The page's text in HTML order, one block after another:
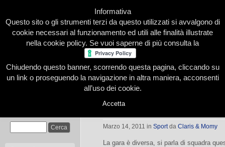
Home Presentazione Redazione Le nostre firme
Il dream team d’oro
Marzo 14, 2011 in Sportda Claris & Momy
La gara è diversa, si parla di squadra
Informativa
Questo sito o gli strumenti terzi da questo utilizzati si avvalgono di
cookie necessari al funzionamento ed utili alle finalità illustrate
nella cookie policy. Se vuoi saperne di più consulta la
Chiudendo questo banner, scorrendo questa pagina, cliccando su
un link o proseguendo la navigazione in altra maniera, acconsenti
all’uso dei cookie.
Accetta